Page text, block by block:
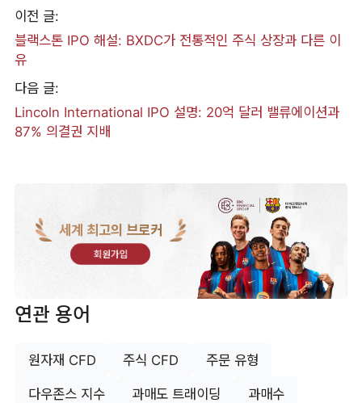
이전 글:
블랙스톤 IPO 해설: BXDC가 전통적인 주식 상장과 다른 이
유
다음 글:
Lincoln International IPO 설명: 20억 달러 밸류에이션과
87% 의결권 지배
세계 최고의 브로커
회원가입
연관 용어
원자재 CFD 주식 CFD 주문 유형
다우존스 지수 과매도 트래이딩 과매수